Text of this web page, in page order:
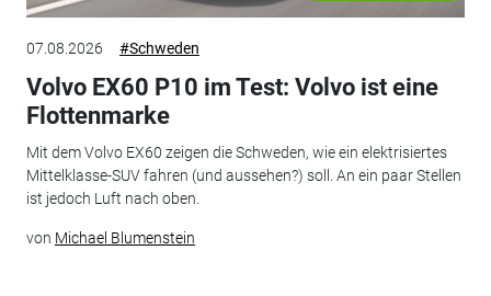
07.08.2026 #Schweden
Volvo EX60 P10 im Test: Volvo ist eine
Flottenmarke
Mit dem Volvo EX60 zeigen die Schweden, wie ein elektrisiertes
Mittelklasse-SUV fahren (und aussehen?) soll. An ein paar Stellen
ist jedoch Luft nach oben.
von Michael Blumenstein